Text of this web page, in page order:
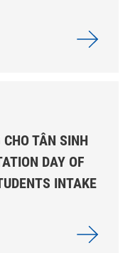
TÂN SINH
DAY OF
INTAKE